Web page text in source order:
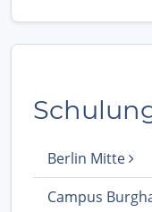
Berlin Mitte
Campus